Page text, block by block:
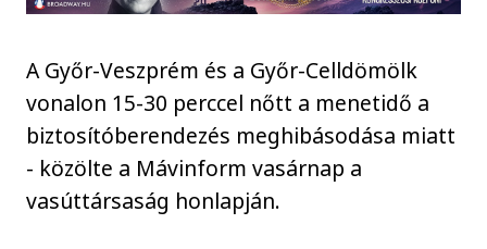
A Győr-Veszprém és a Győr-Celldömölk
vonalon 15-30 perccel nőtt a menetidő a
biztosítóberendezés meghibásodása miatt
- közölte a Mávinform vasárnap a
vasúttársaság honlapján.